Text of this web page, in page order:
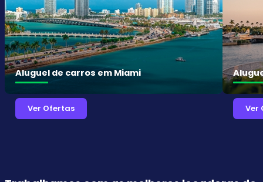
Aluguel de carros em Miami
Ver Ofertas Ver